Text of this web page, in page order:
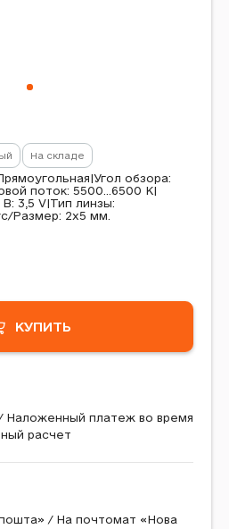
На складе
обзора:
поток: 5500...6500 K|
3,5 V|Тип линзы:
Размер: 2x5 мм.
КУПИТЬ
Наложенный платеж во время
расчет
/ На почтомат «Нова